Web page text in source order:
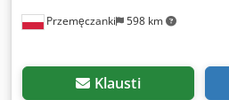
Przemęczanki 598 km
Klausti